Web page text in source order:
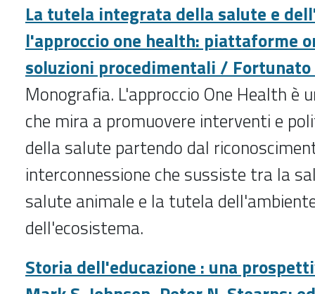
La tutela integrata della salute e
l'approccio one health: piattaforme
soluzioni procedimentali / Fortunato
Monografia. L'approccio One Health è
che mira a promuovere interventi e
della salute partendo dal
interconnessione che sussiste tra la
salute animale e la tutela
dell'ecosistema.
Storia dell'educazione : una